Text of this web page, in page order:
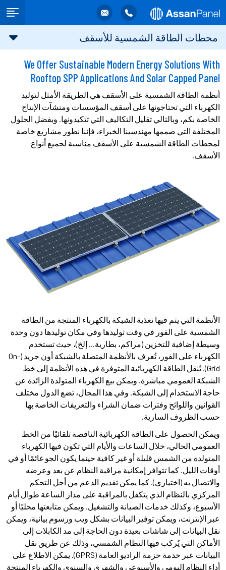
محطات الطاقة الشمسية للأسقف
We Offer Sustainable Modern Energy Solutions With
Rooftop SPP Applications And Solar Capped Panel
أنظمة الطاقة الشمسية على الأسقف هي الطريقة الأمثل لتوليد
الكهرباء التي تحتاجونها على أسقف المؤسسات ومنشآت الإنتاج
الخاصة بكم، وبالتالي تقليل التكاليف التي تتكبدونها. وبفضل الحلول
المختلفة التي صممها مهندسينا الخبراء، فإننا نطور مشاريع خاصة
لمحطات الطاقة الشمسية على الأسقف مناسبة لجميع أنواع
الأسقف.
الأنظمة التي يتم فيها تغذية الشبكة بالكهرباء المنتجة من الطاقة
الشمسية على الفور في وقت توليدها وفي مكان توليدها دون وحدة
وسيطة إضافية للتخزين (مراكم، بطارية... إلخ)، حيث تستخدم
الكهرباء على الفور، تُعرف بالأنظمة المتصلة بالشبكة أون جريد (On-
Grid). تُنقل الطاقة الكهربائية المتوفرة في هذه الأنظمة إلى خط
الشبكة العمومي مباشرة. ويمكن بيع الكهرباء المتولدة الزائدة عن
حاجة الاستخدام إلى الشبكة. وفي هذا المجال، تضع الدول مختلف
القوانين واللوائح وفترات ضمان الشراء والتعريفات الخاصة بها
حسب الظروف السارية.
ويمكن الحصول على الطاقة الكهربائية الناقصة تلقائيًا من الخط
العمومي الحالي، خلال الساعات والأيام التي تكون فيها الكهرباء
المتولدة من الشمس قليلة أو غير كافية حينما يكون الجو غائمًا أو في
أوقات الليل. كما تتوافر إمكانية مراقبة النظام عن بعد وعرضه
والاتصال به (اختياري). كما يمكن تقديم الدعم من أجل التحكم
المركزي بالنظام الذي يتكفل بالمراقبة على مدار الساعة طوال أيام
الأسبوع، وكذلك خدمات الصيانة والتشغيل. ويمكن متابعتها محليًا أو
عبر الإنترنت، ويمكن توفير البيانات بشكل ويب ورسوم بيانية، ويمكن
نقل البيانات إلى شاشات بعيدة دون الحاجة إلى مد الكابلات إلى
الأماكن التي يُركب فيها النظام الشمسي، وذلك عن طريق نقل
البيانات عبر خدمة حزمة الراديو العامة (GPRS). يمكن الاطلاع على
أداء النظام اليومي والأسبوعي والشهري والسنوي والكهرباء المنتجة